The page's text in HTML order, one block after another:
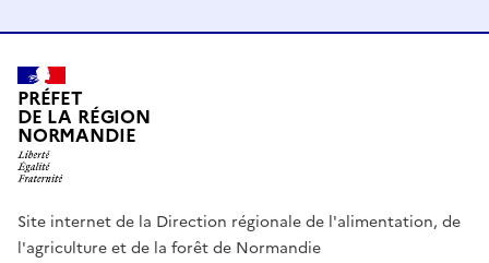
PRÉFET
DE LA RÉGION
NORMANDIE
Site internet de la Direction régionale de l'alimentation, de
l'agriculture et de la forêt de Normandie